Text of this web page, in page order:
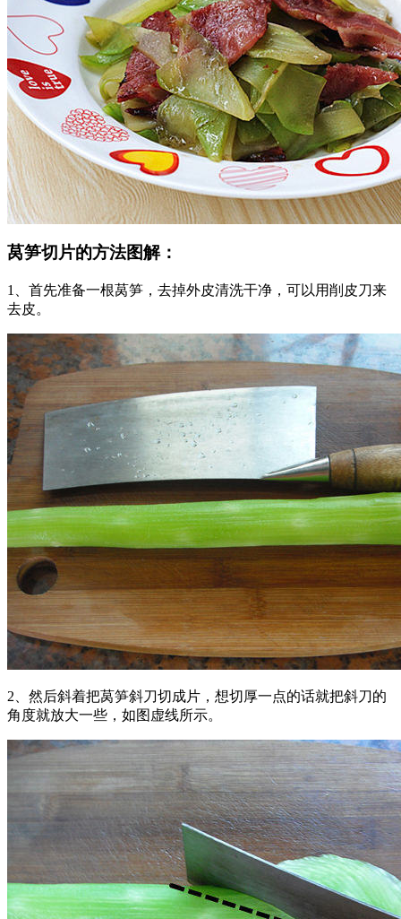
莴笋切片的方法图解：
1、首先准备一根莴笋，去掉外皮清洗干净，可以用削皮刀来
去皮。
2、然后斜着把莴笋斜刀切成片，想切厚一点的话就把斜刀的
角度就放大一些，如图虚线所示。